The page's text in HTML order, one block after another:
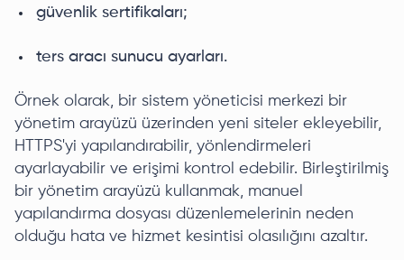
güvenlik sertifikaları;
ters aracı sunucu ayarları.
Örnek olarak, bir sistem yöneticisi merkezi bir
yönetim arayüzü üzerinden yeni siteler ekleyebilir,
HTTPS'yi yapılandırabilir, yönlendirmeleri
ayarlayabilir ve erişimi kontrol edebilir. Birleştirilmiş
bir yönetim arayüzü kullanmak, manuel
yapılandırma dosyası düzenlemelerinin neden
olduğu hata ve hizmet kesintisi olasılığını azaltır.